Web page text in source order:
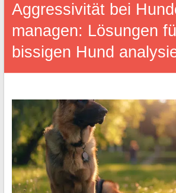
Aggressivität bei
managen: Lösungen
bissigen Hund